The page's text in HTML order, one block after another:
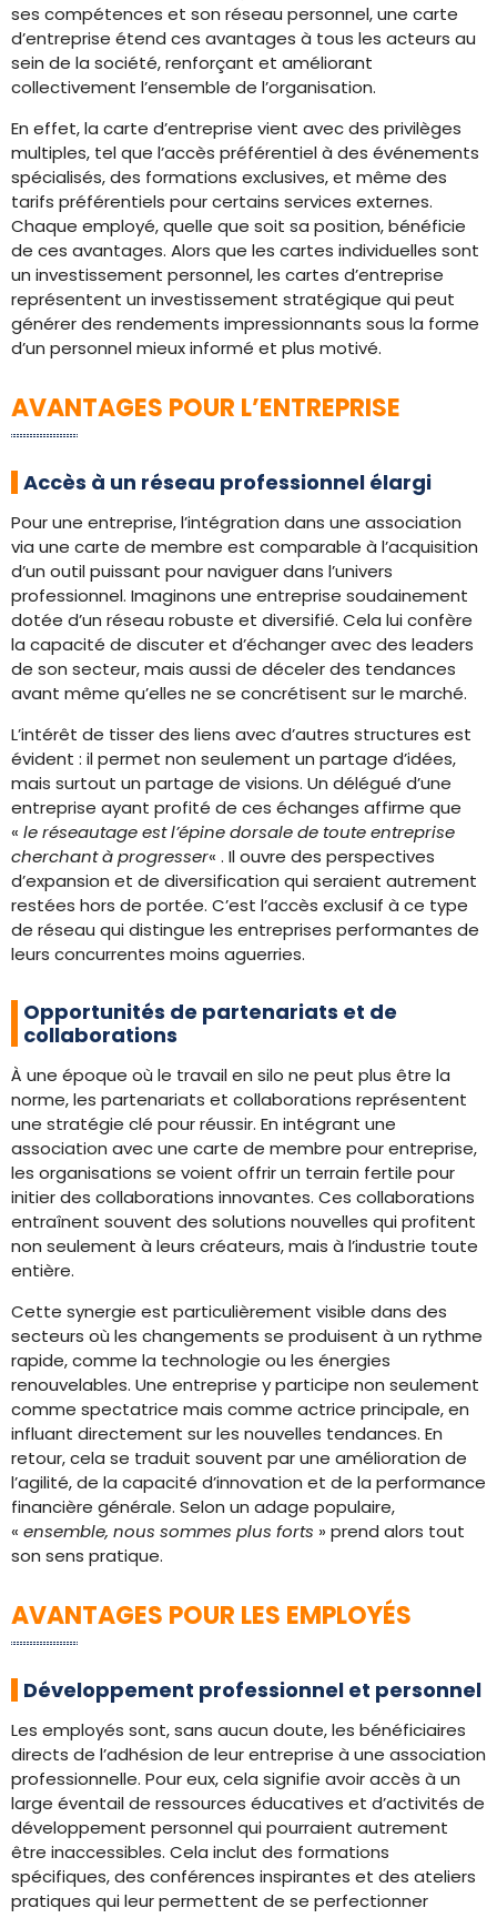
ses compétences et son réseau personnel, une carte
d’entreprise étend ces avantages à tous les acteurs au
sein de la société, renforçant et améliorant
collectivement l’ensemble de l’organisation.
En effet, la carte d’entreprise vient avec des privilèges
multiples, tel que l’accès préférentiel à des événements
spécialisés, des formations exclusives, et même des
tarifs préférentiels pour certains services externes.
Chaque employé, quelle que soit sa position, bénéficie
de ces avantages. Alors que les cartes individuelles sont
un investissement personnel, les cartes d’entreprise
représentent un investissement stratégique qui peut
générer des rendements impressionnants sous la forme
d’un personnel mieux informé et plus motivé.
AVANTAGES POUR L’ENTREPRISE
Accès à un réseau professionnel élargi
Pour une entreprise, l’intégration dans une association
via une carte de membre est comparable à l’acquisition
d’un outil puissant pour naviguer dans l’univers
professionnel. Imaginons une entreprise soudainement
dotée d’un réseau robuste et diversifié. Cela lui confère
la capacité de discuter et d’échanger avec des leaders
de son secteur, mais aussi de déceler des tendances
avant même qu’elles ne se concrétisent sur le marché.
L’intérêt de tisser des liens avec d’autres structures est
évident : il permet non seulement un partage d’idées,
mais surtout un partage de visions. Un délégué d’une
entreprise ayant profité de ces échanges affirme que
« le réseautage est l’épine dorsale de toute entreprise
cherchant à progresser« . Il ouvre des perspectives
d’expansion et de diversification qui seraient autrement
restées hors de portée. C’est l’accès exclusif à ce type
de réseau qui distingue les entreprises performantes de
leurs concurrentes moins aguerries.
Opportunités de partenariats et de
collaborations
À une époque où le travail en silo ne peut plus être la
norme, les partenariats et collaborations représentent
une stratégie clé pour réussir. En intégrant une
association avec une carte de membre pour entreprise,
les organisations se voient offrir un terrain fertile pour
initier des collaborations innovantes. Ces collaborations
entraînent souvent des solutions nouvelles qui profitent
non seulement à leurs créateurs, mais à l’industrie toute
entière.
Cette synergie est particulièrement visible dans des
secteurs où les changements se produisent à un rythme
rapide, comme la technologie ou les énergies
renouvelables. Une entreprise y participe non seulement
comme spectatrice mais comme actrice principale, en
influant directement sur les nouvelles tendances. En
retour, cela se traduit souvent par une amélioration de
l’agilité, de la capacité d’innovation et de la performance
financière générale. Selon un adage populaire,
« ensemble, nous sommes plus forts » prend alors tout
son sens pratique.
AVANTAGES POUR LES EMPLOYÉS
Développement professionnel et personnel
Les employés sont, sans aucun doute, les bénéficiaires
directs de l’adhésion de leur entreprise à une association
professionnelle. Pour eux, cela signifie avoir accès à un
large éventail de ressources éducatives et d’activités de
développement personnel qui pourraient autrement
être inaccessibles. Cela inclut des formations
spécifiques, des conférences inspirantes et des ateliers
pratiques qui leur permettent de se perfectionner